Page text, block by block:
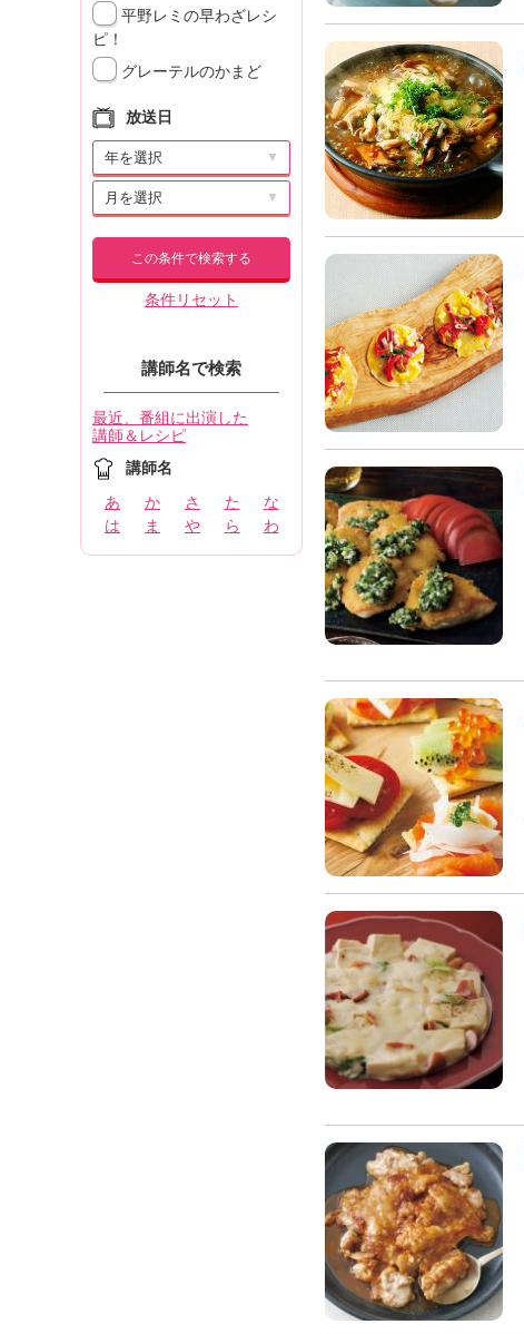
平野レミの早わざレシ
ピ！
グレーテルのかまど
放送日
▼
▼
この条件で検索する
条件リセット
講師名で検索
最近、番組に出演した
講師＆レシピ
講師名
あ か さ た
な
は
ま や ら わ